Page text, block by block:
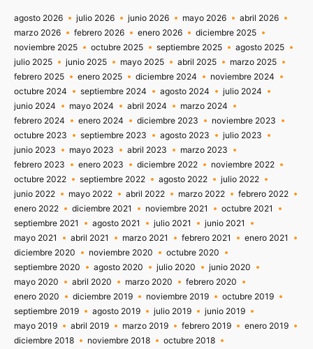
agosto 2026 julio 2026 junio 2026 mayo 2026
abril 2026
marzo 2026
febrero 2026 enero 2026
diciembre 2025
noviembre 2025
octubre 2025 septiembre 2025
agosto 2025
julio 2025
junio 2025 mayo 2025 abril 2025
marzo 2025
febrero 2025
enero 2025 diciembre 2024
noviembre 2024
octubre 2024
septiembre 2024 agosto 2024
julio 2024
junio 2024
mayo 2024 abril 2024
marzo 2024
febrero 2024
enero 2024 diciembre 2023
noviembre 2023
octubre 2023
septiembre 2023 agosto 2023
julio 2023
junio 2023
mayo 2023 abril 2023
marzo 2023
febrero 2023
enero 2023 diciembre 2022
noviembre 2022
octubre 2022
septiembre 2022 agosto 2022
julio 2022
junio 2022
mayo 2022 abril 2022 marzo 2022
febrero 2022
enero 2022
diciembre 2021 noviembre 2021
octubre 2021
septiembre 2021
agosto 2021 julio 2021
junio 2021
mayo 2021
abril 2021 marzo 2021 febrero 2021
enero 2021
diciembre 2020
noviembre 2020
octubre 2020
septiembre 2020
agosto 2020 julio 2020
junio 2020
mayo 2020
abril 2020 marzo 2020
febrero 2020
enero 2020
diciembre 2019 noviembre 2019
octubre 2019
septiembre 2019
agosto 2019 julio 2019
junio 2019
mayo 2019
abril 2019 marzo 2019 febrero 2019
enero 2019
diciembre 2018
noviembre 2018
octubre 2018